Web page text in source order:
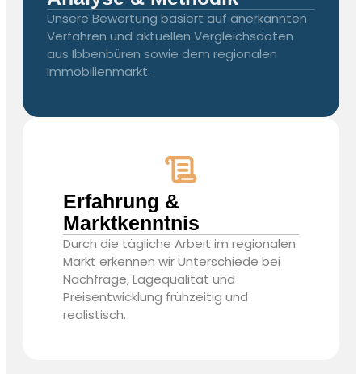
Unsere Bewertung basiert auf anerkannten
Verfahren und aktuellen Vergleichsdaten
aus Ibbenbüren sowie dem regionalen
Immobilienmarkt.
Erfahrung &
Marktkenntnis
Durch die tägliche Arbeit im regionalen
Markt erkennen wir Unterschiede bei
Nachfrage, Lagequalität und
Preisentwicklung frühzeitig und
realistisch.